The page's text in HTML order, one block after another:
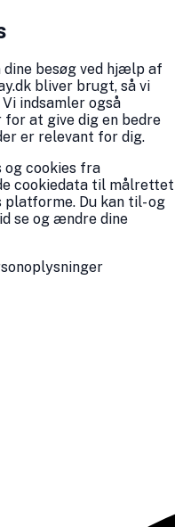
besøg ved hjælp af
bliver brugt, så vi
indsamler også
at give dig en bedre
er relevant for dig.
og cookies fra
cookiedata til målrettet
Du kan til- og
se og ændre dine